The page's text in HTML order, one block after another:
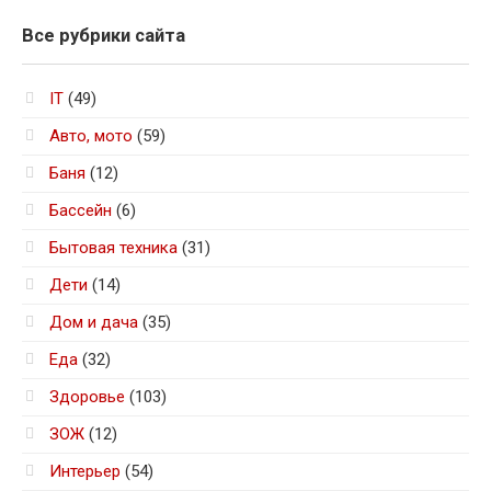
Все рубрики сайта
IT (49)
Авто, мото (59)
Баня (12)
Бассейн (6)
Бытовая техника (31)
Дети (14)
Дом и дача (35)
Еда (32)
Здоровье (103)
ЗОЖ (12)
Интерьер (54)